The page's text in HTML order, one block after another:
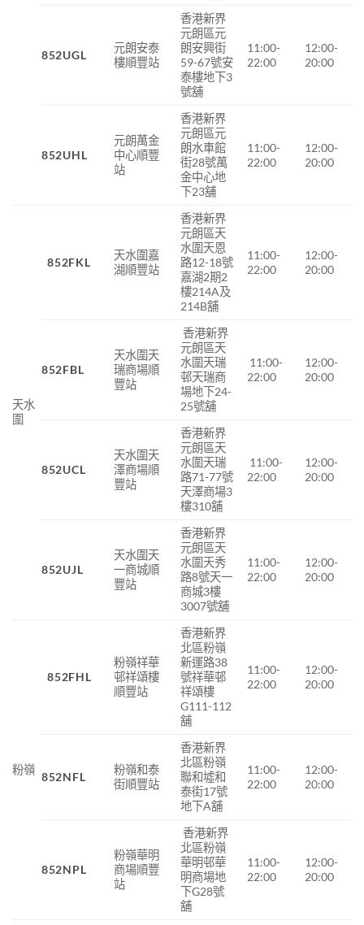
852UGL
元朗安泰
樓順豐站
香港新界
元朗區元
朗安興街
59-67號安
泰樓地下3
號舖
11:00-
22:00
12:00-
20:00
852UHL
元朗萬金
中心順豐
站
香港新界
元朗區元
朗水車館
街28號萬
金中心地
下23舖
11:00-
22:00
12:00-
20:00
天水
圍
852FKL
天水圍嘉
湖順豐站
香港新界
元朗區天
水圍天恩
路12-18號
嘉湖2期2
樓214A及
214B舖
11:00-
22:00
12:00-
20:00
852FBL
天水圍天
瑞商場順
豐站
香港新界
元朗區天
水圍天瑞
邨天瑞商
場地下24-
25號舖
11:00-
22:00
12:00-
20:00
852UCL
天水圍天
澤商場順
豐站
香港新界
元朗區天
水圍天瑞
路71-77號
天澤商場3
樓310舖
11:00-
22:00
12:00-
20:00
852UJL
天水圍天
一商城順
豐站
香港新界
元朗區天
水圍天秀
路8號天一
商城3樓
3007號舖
11:00-
22:00
12:00-
20:00
粉嶺
852FHL
粉嶺祥華
邨祥頌樓
順豐站
香港新界
北區粉嶺
新運路38
號祥華邨
祥頌樓
G111-112
舖
11:00-
22:00
12:00-
20:00
852NFL
粉嶺和泰
街順豐站
香港新界
北區粉嶺
聯和墟和
泰街17號
地下A舖
11:00-
22:00
12:00-
20:00
852NPL
粉嶺華明
商場順豐
站
香港新界
北區粉嶺
華明邨華
明商場地
下G28號
舖
11:00-
22:00
12:00-
20:00